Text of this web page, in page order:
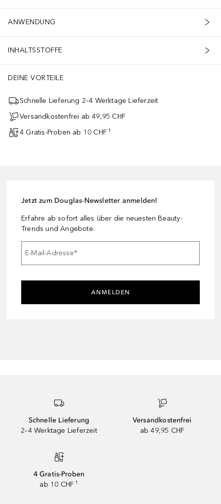
ANWENDUNG
INHALTSSTOFFE
DEINE VORTEILE
Schnelle Lieferung 2–4 Werktage Lieferzeit
Versandkostenfrei ab 49,95 CHF
4 Gratis-Proben ab 10 CHF ¹
Jetzt zum Douglas-Newsletter anmelden!
Erfahre ab sofort alles über die neuesten Beauty-
Trends und Angebote.
E-Mail-Adresse*
ANMELDEN
Schnelle Lieferung
2–4 Werktage Lieferzeit
Versandkostenfrei
ab 49,95 CHF
4 Gratis-Proben
ab 10 CHF ¹